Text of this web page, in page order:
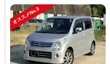
オススメNo.3